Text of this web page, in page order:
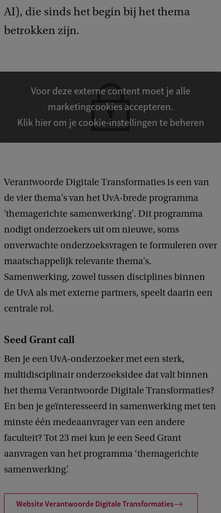
AI), die sinds het begin bij het thema
betrokken zijn.
Voor deze externe content moet je alle
marketingcookies accepteren.
Klik hier om je cookie-instellingen te beheren
Verantwoorde Digitale Transformaties is een van
de vier thema's van het UvA-brede programma
'themagerichte samenwerking'. Dit programma
nodigt onderzoekers uit om nieuwe, soms
onverwachte onderzoeksvragen te formuleren over
maatschappelijk relevante thema's.
Samenwerking, zowel tussen disciplines binnen
de UvA als met externe partners, speelt daarin een
centrale rol.
Seed Grant call
Ben je een UvA-onderzoeker met een sterk,
multidisciplinair onderzoeksidee dat valt binnen
het thema Verantwoorde Digitale Transformaties?
En ben je geïnteresseerd in samenwerking met ten
minste één medeaanvrager van een andere
faculteit? Tot 23 mei kun je een Seed Grant
aanvragen van het programma ‘themagerichte
samenwerking’.
Website Verantwoorde Digitale Transformaties